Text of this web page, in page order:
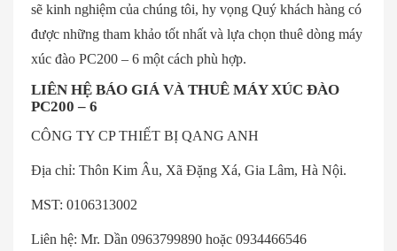
sẽ kinh nghiệm của chúng tôi, hy vọng Quý khách hàng có
được những tham khảo tốt nhất và lựa chọn thuê dòng máy
xúc đào PC200 – 6 một cách phù hợp.
LIÊN HỆ BÁO GIÁ VÀ THUÊ MÁY XÚC ĐÀO
PC200 – 6
CÔNG TY CP THIẾT BỊ QANG ANH
Địa chỉ: Thôn Kim Âu, Xã Đặng Xá, Gia Lâm, Hà Nội.
MST: 0106313002
Liên hệ: Mr. Dần 0963799890 hoặc 0934466546